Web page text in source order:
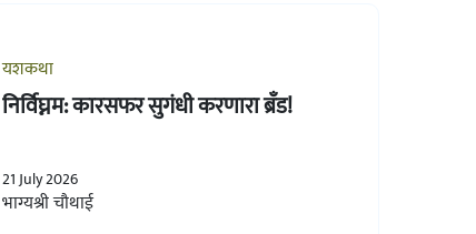
यशकथा
निर्विघ्नम: कारसफर सुगंधी करणारा ब्रँड!
21 July 2026
भाग्यश्री चौथाई